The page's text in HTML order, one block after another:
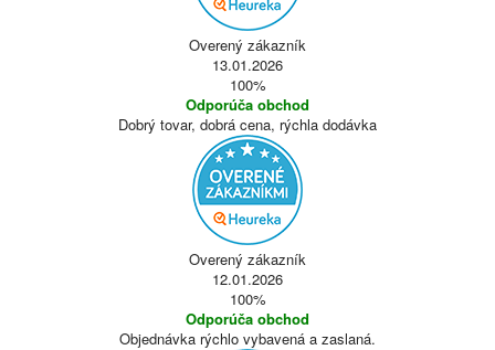
Overený zákazník
13.01.2026
100%
Odporúča obchod
Dobrý tovar, dobrá cena, rýchla dodávka
Overený zákazník
12.01.2026
100%
Odporúča obchod
Objednávka rýchlo vybavená a zaslaná.